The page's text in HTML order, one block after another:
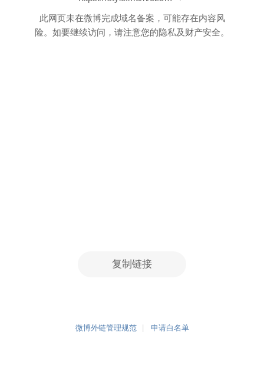
此网页未在微博完成域名备案，可能存在内容风
险。如要继续访问，请注意您的隐私及财产安全。
复制链接
微博外链管理规范 申请白名单